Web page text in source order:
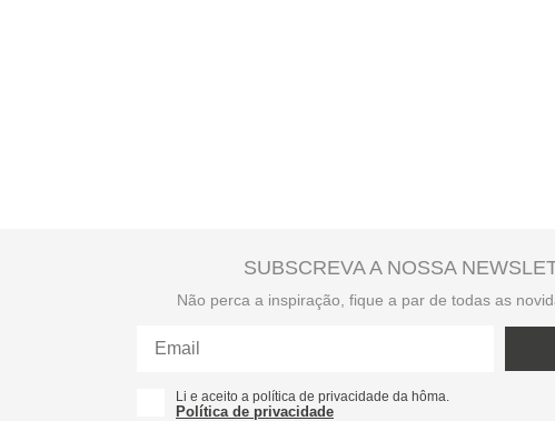
SUBSCREVA A NOSSA
Não perca a inspiração, fique a par de todas as
Li e aceito a política de privacidade da hôma.
Política de privacidade